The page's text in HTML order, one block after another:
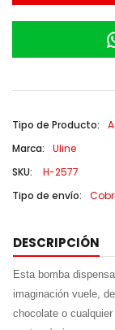
Tipo de Producto:
Marca:
Uline
SKU:
H-2577
Tipo de envío:
DESCRIPCIÓN
Esta bomba
imaginación vuele,
chocolate o